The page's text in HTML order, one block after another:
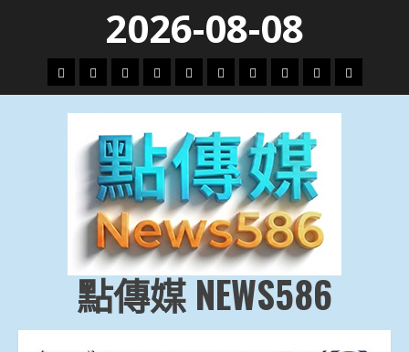
content
2026-08-08
頭
條
財
經
地
方.
會
文
教.
技
專
題
娛
樂
劇
政
治
國
際
運
動
生
活
點傳媒 NEWS586